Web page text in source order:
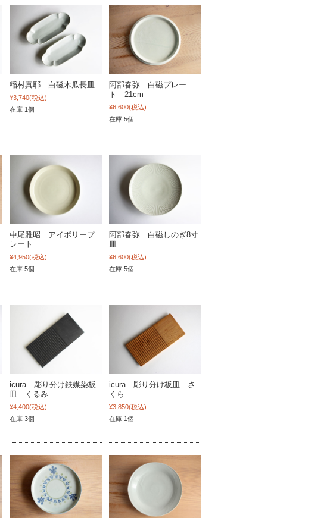
稲村真耶 白磁木瓜長皿
¥3,740(税込)
在庫 1個
阿部春弥 白磁プレー
ト 21cm
¥6,600(税込)
在庫 5個
中尾雅昭 アイボリープ
レート
¥4,950(税込)
在庫 5個
阿部春弥 白磁しのぎ8寸
皿
¥6,600(税込)
在庫 5個
icura 彫り分け鉄媒染板
皿 くるみ
¥4,400(税込)
在庫 3個
icura 彫り分け板皿 さ
くら
¥3,850(税込)
在庫 1個